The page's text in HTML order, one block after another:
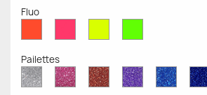
Fluo
Fluo
Fluo
Fluo
Fluo
Pailettes
Diamant
Scintillant
Paillettes
Roses
Paillettes
Rouges
Paillettes
Violettes
Saphir
Bleu